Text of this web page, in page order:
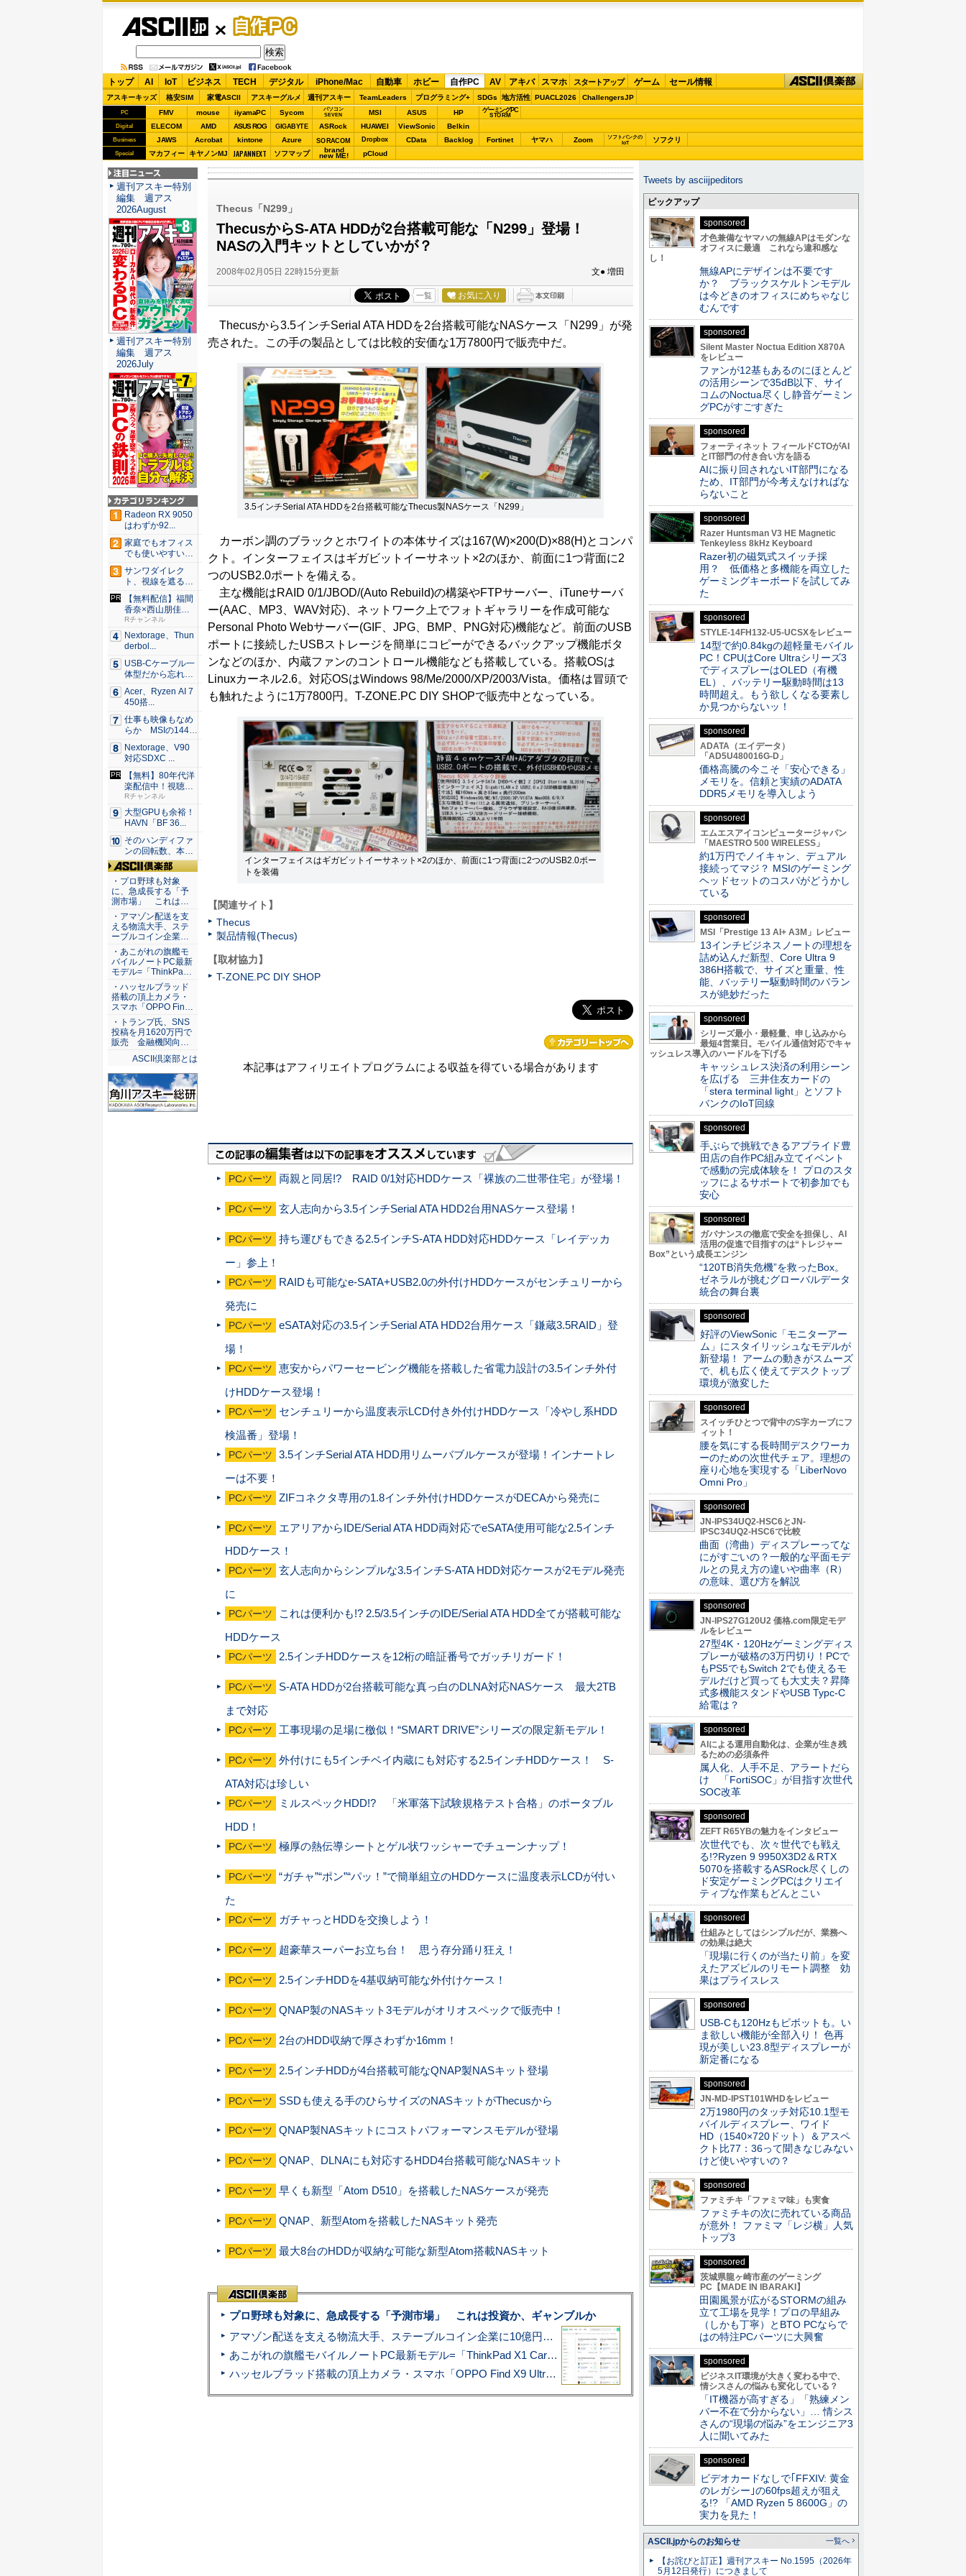
自作PC
トップ AI IoT ビジネス TECH デジタル iPhone/Mac 自動車 ホビー 自作PC AV アキバ スマホ スタートアップ ゲーム セール情報
アスキーキッズ 格安SIM 家電ASCII アスキーグルメ 週刊アスキー TeamLeaders プログラミング+ SDGs 地方活性 PUACL2026 ChallengersJP
PC FMV mouse iiyamaPC Sycom
パソコン
SEVEN
MSI ASUS HP ゲーミングPC
STORM
Digital ELECOM AMD ASUS ROG GIGABYTE ASRock HUAWEI ViewSonic Belkin
Business JAWS Acrobat kintone Azure SORACOM Dropbox CData Backlog Fortinet ヤマハ Zoom
ソフトバンクの
IoT
ソフクリ
Special マカフィー キヤノンMJ JAPANNEXT ソフマップ brand
new ME! pCloud
Thecus「N299」
ThecusからS-ATA HDDが2台搭載可能な「N299」登場！
NASの入門キットとしていかが？
2008年02月05日 22時15分更新 文● 増田
一覧 お気に入り
Thecusから3.5インチSerial ATA HDDを2台搭載可能なNASケース「N299」が発
売された。この手の製品としては比較的安価な1万7800円で販売中だ。
3.5インチSerial ATA HDDを2台搭載可能なThecus製NASケース「N299」
カーボン調のブラックとホワイトの本体サイズは167(W)×200(D)×88(H)とコンパ
クト。インターフェイスはギガビットイーサネット×2のほか、前面に1つ背面に2
つのUSB2.0ポートを備える。
主な機能はRAID 0/1/JBOD/(Auto Rebuild)の構築やFTPサーバー、iTuneサーバ
ー(AAC、MP3、WAV対応)、ネットワーク上でフォトギャラリーを作成可能な
Personal Photo Webサーバー(GIF、JPG、BMP、PNG対応)機能など。前面のUSB
ポートに接続したUSBストレージを簡単にコピーができるバックアップ機能ボタ
ンなどのほか、内蔵ファンのコントロール機能なども搭載している。搭載OSは
Linuxカーネル2.6。対応OSはWindows 98/Me/2000/XP/2003/Vista。価格は冒頭で
も触れたように1万7800円。T-ZONE.PC DIY SHOPで販売中となっている。
インターフェイスはギガビットイーサネット×2のほか、前面に1つ背面に2つのUSB2.0ポー
トを装備
【関連サイト】
Thecus
製品情報(Thecus)
【取材協力】
T-ZONE.PC DIY SHOP
本記事はアフィリエイトプログラムによる収益を得ている場合があります
PCパーツ 両親と同居!? RAID 0/1対応HDDケース「裸族の二世帯住宅」が登場！
PCパーツ 玄人志向から3.5インチSerial ATA HDD2台用NASケース登場！
PCパーツ
持ち運びもできる2.5インチS-ATA HDD対応HDDケース「レイデッカ
ー」参上！
PCパーツ
RAIDも可能なe-SATA+USB2.0の外付けHDDケースがセンチュリーから
発売に
PCパーツ
eSATA対応の3.5インチSerial ATA HDD2台用ケース「鎌蔵3.5RAID」登
場！
PCパーツ
恵安からパワーセービング機能を搭載した省電力設計の3.5インチ外付
けHDDケース登場！
PCパーツ
センチュリーから温度表示LCD付き外付けHDDケース「冷やし系HDD
検温番」登場！
PCパーツ
3.5インチSerial ATA HDD用リムーバブルケースが登場！インナートレ
ーは不要！
PCパーツ ZIFコネクタ専用の1.8インチ外付けHDDケースがDECAから発売に
PCパーツ
エアリアからIDE/Serial ATA HDD両対応でeSATA使用可能な2.5インチ
HDDケース！
PCパーツ
玄人志向からシンプルな3.5インチS-ATA HDD対応ケースが2モデル発売
に
PCパーツ
これは便利かも!? 2.5/3.5インチのIDE/Serial ATA HDD全てが搭載可能な
HDDケース
PCパーツ 2.5インチHDDケースを12桁の暗証番号でガッチリガード！
PCパーツ
S-ATA HDDが2台搭載可能な真っ白のDLNA対応NASケース 最大2TB
まで対応
PCパーツ 工事現場の足場に檄似！“SMART DRIVE”シリーズの限定新モデル！
PCパーツ
外付けにも5インチベイ内蔵にも対応する2.5インチHDDケース！ S-
ATA対応は珍しい
PCパーツ
ミルスペックHDD!? 「米軍落下試験規格テスト合格」のポータブル
HDD！
PCパーツ 極厚の熱伝導シートとゲル状ワッシャーでチューンナップ！
PCパーツ
“ガチャ”“ポン”“パッ！”で簡単組立のHDDケースに温度表示LCDが付い
た
PCパーツ ガチャっとHDDを交換しよう！
PCパーツ 超豪華スーパーお立ち台！ 思う存分踊り狂え！
PCパーツ 2.5インチHDDを4基収納可能な外付けケース！
PCパーツ QNAP製のNASキット3モデルがオリオスペックで販売中！
PCパーツ 2台のHDD収納で厚さわずか16mm！
PCパーツ 2.5インチHDDが4台搭載可能なQNAP製NASキット登場
PCパーツ SSDも使える手のひらサイズのNASキットがThecusから
PCパーツ QNAP製NASキットにコストパフォーマンスモデルが登場
PCパーツ QNAP、DLNAにも対応するHDD4台搭載可能なNASキット
PCパーツ 早くも新型「Atom D510」を搭載したNASケースが発売
PCパーツ QNAP、新型Atomを搭載したNASキット発売
PCパーツ 最大8台のHDDが収納な可能な新型Atom搭載NASキット
プロ野球も対象に、急成長する「予測市場」 これは投資か、ギャンブルか
アマゾン配送を支える物流大手、ステーブルコイン企業に10億円投資のワケ
あこがれの旗艦モバイルノートPC最新モデル=「ThinkPad X1 Carbon Gen 14 Aura Edition」実機レビュー
ハッセルブラッド搭載の頂上カメラ・スマホ「OPPO Find X9 Ultra」実写レビュー=プロが本気で徹底撮影しました!!
注目ニュース
週刊アスキー特別
編集 週アス
2026August
週刊アスキー特別
編集 週アス
2026July
Radeon RX 9050
はわずか92...
家庭でもオフィス
でも使いやすい
Syno...
サンワダイレク
ト、視線を遮るフ
ェルト製デ...
【無料配信】福間
香奈×西山朋佳｜
清麗戦を...
Rチャンネル
Nextorage、Thun
derbol...
USB-Cケーブル一
体型だから忘れな
い！...
Acer、Ryzen AI 7
450搭...
仕事も映像もなめ
らか MSIの144H
z...
Nextorage、V90
対応SDXC ...
【無料】80年代洋
楽配信中！視聴で
楽天ポ...
Rチャンネル
大型GPUも余裕！
HAVN「BF 36...
そのハンディファ
ンの回転数、本
当？ 20...
ASCII倶楽部
・プロ野球も対象
に、急成長する「予
測市場」 これは…
・アマゾン配送を支
える物流大手、ステ
ーブルコイン企業…
・あこがれの旗艦モ
バイルノートPC最新
モデル=「ThinkPa…
・ハッセルブラッド
搭載の頂上カメラ・
スマホ「OPPO Fin…
・トランプ氏、SNS
投稿を月1620万円で
販売 金融機関向…
ASCII倶楽部とは
Tweets by asciijpeditors
ピックアップ
sponsored
才色兼備なヤマハの無線APはモダンな
オフィスに最適 これなら違和感な
し！
無線APにデザインは不要です
か？ ブラックスケルトンモデル
は今どきのオフィスにめちゃなじ
むんです
sponsored
Silent Master Noctua Edition X870A
をレビュー
ファンが12基もあるのにほとんど
の活用シーンで35dB以下、サイ
コムのNoctua尽くし静音ゲーミン
グPCがすごすぎた
sponsored
フォーティネット フィールドCTOがAI
とIT部門の付き合い方を語る
AIに振り回されないIT部門になる
ため、IT部門が今考えなければな
らないこと
sponsored
Razer Huntsman V3 HE Magnetic
Tenkeyless 8kHz Keyboard
Razer初の磁気式スイッチ採
用？ 低価格と多機能を両立した
ゲーミングキーボードを試してみ
た
sponsored
STYLE-14FH132-U5-UCSXをレビュー
14型で約0.84kgの超軽量モバイル
PC！CPUはCore Ultraシリーズ3
でディスプレーはOLED（有機
EL）、バッテリー駆動時間は13
時間超え。もう欲しくなる要素し
か見つからないッ！
sponsored
ADATA（エイデータ）
「AD5U480016G-D」
価格高騰の今こそ「安心できる」
メモリを。信頼と実績のADATA
DDR5メモリを導入しよう
sponsored
エムエスアイコンピュータージャパン
「MAESTRO 500 WIRELESS」
約1万円でノイキャン、デュアル
接続ってマジ？ MSIのゲーミング
ヘッドセットのコスパがどうかし
ている
sponsored
MSI「Prestige 13 AI+ A3M」レビュー
13インチビジネスノートの理想を
詰め込んだ新型、Core Ultra 9
386H搭載で、サイズと重量、性
能、バッテリー駆動時間のバラン
スが絶妙だった
sponsored
シリーズ最小・最軽量、申し込みから
最短4営業日。モバイル通信対応でキャ
ッシュレス導入のハードルを下げる
キャッシュレス決済の利用シーン
を広げる 三井住友カードの
「stera terminal light」とソフト
バンクのIoT回線
sponsored
手ぶらで挑戦できるアプライド豊
田店の自作PC組み立てイベント
で感動の完成体験を！ プロのスタ
ッフによるサポートで初参加でも
安心
sponsored
ガバナンスの徹底で安全を担保し、AI
活用の促進で目指すのは“トレジャー
Box”という成長エンジン
“120TB消失危機”を救ったBox。
ゼネラルが挑むグローバルデータ
統合の舞台裏
sponsored
好評のViewSonic「モニターアー
ム」にスタイリッシュなモデルが
新登場！ アームの動きがスムーズ
で、机も広く使えてデスクトップ
環境が激変した
sponsored
スイッチひとつで背中のS字カーブにフ
ィット！
腰を気にする長時間デスクワーカ
ーのための次世代チェア。理想の
座り心地を実現する「LiberNovo
Omni Pro」
sponsored
JN-IPS34UQ2-HSC6とJN-
IPSC34UQ2-HSC6で比較
曲面（湾曲）ディスプレーってな
にがすごいの？一般的な平面モデ
ルとの見え方の違いや曲率（R）
の意味、選び方を解説
sponsored
JN-IPS27G120U2 価格.com限定モデ
ルをレビュー
27型4K・120Hzゲーミングディス
プレーが破格の3万円切り！PCで
もPS5でもSwitch 2でも使えるモ
デルだけど買っても大丈夫？昇降
式多機能スタンドやUSB Typc-C
給電は？
sponsored
AIによる運用自動化は、企業が生き残
るための必須条件
属人化、人手不足、アラートだら
け 「FortiSOC」が目指す次世代
SOC改革
sponsored
ZEFT R65YBの魅力をインタビュー
次世代でも、次々世代でも戦え
る!?Ryzen 9 9950X3D2＆RTX
5070を搭載するASRock尽くしの
ド安定ゲーミングPCはクリエイ
ティブな作業もどんとこい
sponsored
仕組みとしてはシンプルだが、業務へ
の効果は絶大
「現場に行くのが当たり前」を変
えたアズビルのリモート調整 効
果はプライスレス
sponsored
USB-Cも120Hzもピボットも。い
ま欲しい機能が全部入り！ 色再
現が美しい23.8型ディスプレーが
新定番になる
sponsored
JN-MD-IPST101WHDをレビュー
2万1980円のタッチ対応10.1型モ
バイルディスプレー、ワイド
HD（1540×720ドット）＆アスペ
クト比77：36って聞きなじみない
けど使いやすいの？
sponsored
ファミチキ「ファミマ味」も実食
ファミチキの次に売れている商品
が意外！ ファミマ「レジ横」人気
トップ3
sponsored
茨城県龍ヶ崎市産のゲーミング
PC【MADE IN IBARAKI】
田園風景が広がるSTORMの組み
立て工場を見学！プロの早組み
（しかも丁寧）とBTO PCならで
はの特注PCパーツに大興奮
sponsored
ビジネスIT環境が大きく変わる中で、
情シスさんの悩みも変化している？
「IT機器が高すぎる」「熟練メン
バー不在で分からない」… 情シス
さんの“現場の悩み”をエンジニア3
人に聞いてみた
sponsored
ビデオカードなしで｢FFXIV: 黄金
のレガシー｣の60fps超えが狙え
る!? 「AMD Ryzen 5 8600G」の
実力を見た！
ASCII.jpからのお知らせ 一覧へ
【お詫びと訂正】週刊アスキー No.1595（2026年
5月12日発行）につきまして